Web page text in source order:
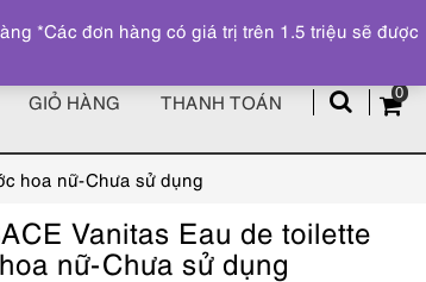
z
0
GIỎ HÀNG THANH TOÁN
hoa nữ-Chưa sử dụng
Vanitas Eau de toilette
nữ-Chưa sử dụng
*Các đơn hàng có giá trị trên 1.5 triệu sẽ được